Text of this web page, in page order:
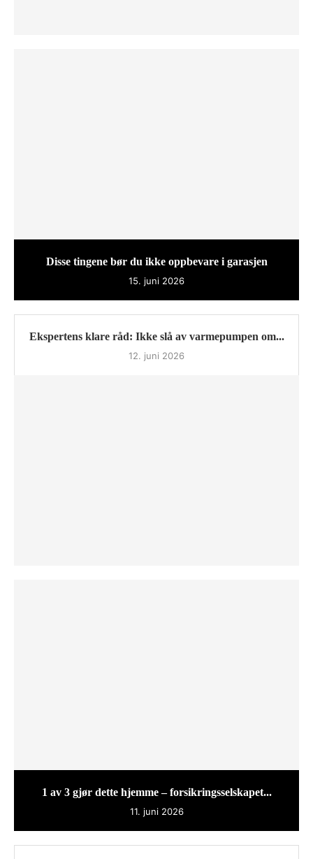
Disse tingene bør du ikke oppbevare i garasjen
15. juni 2026
Ekspertens klare råd: Ikke slå av varmepumpen om...
12. juni 2026
1 av 3 gjør dette hjemme – forsikringsselskapet...
11. juni 2026